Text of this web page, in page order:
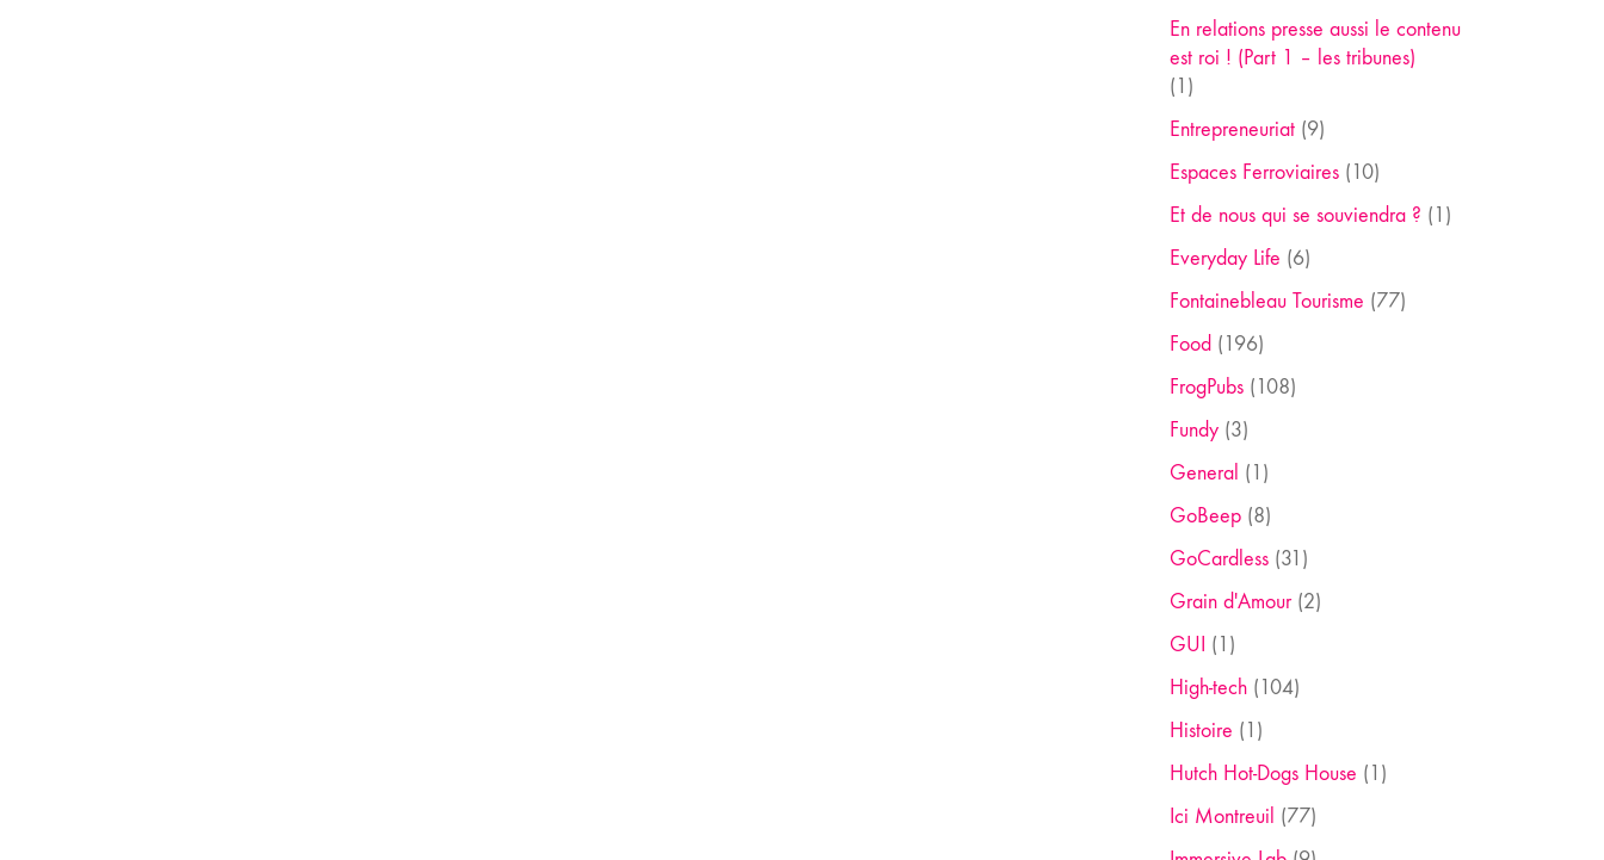
En relations presse aussi le contenu
est roi ! (Part 1 – les tribunes)
(1)
Entrepreneuriat(9)
Espaces Ferroviaires(10)
Et de nous qui se souviendra ? (1)
Everyday Life (6)
Fontainebleau Tourisme (77)
Food (196)
FrogPubs(108)
Fundy(3)
General (1)
GoBeep(8)
GoCardless(31)
Grain d'Amour(2)
GUI (1)
High-tech(104)
Histoire (1)
Hutch Hot-Dogs House (1)
Ici Montreuil (77)